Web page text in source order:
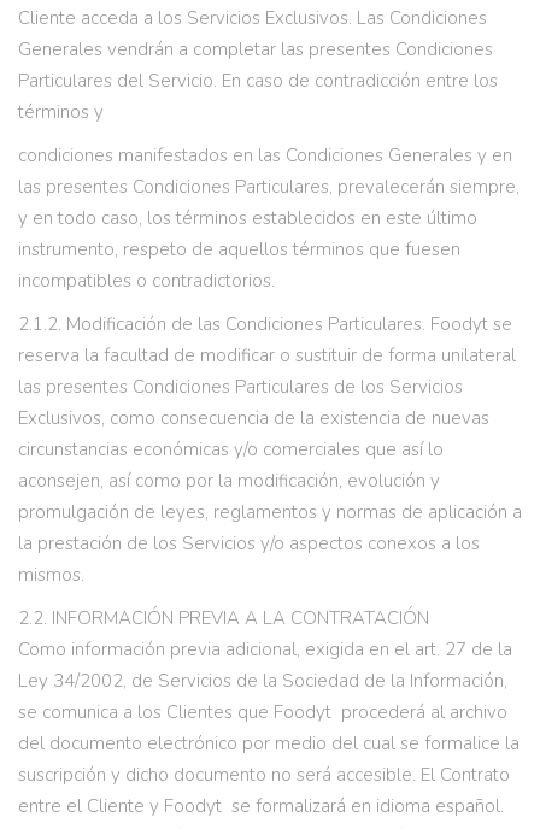
Cliente acceda a los Servicios Exclusivos. Las Condiciones
Generales vendrán a completar las presentes Condiciones
Particulares del Servicio. En caso de contradicción entre los
términos y
condiciones manifestados en las Condiciones Generales y en
las presentes Condiciones Particulares, prevalecerán siempre,
y en todo caso, los términos establecidos en este último
instrumento, respeto de aquellos términos que fuesen
incompatibles o contradictorios.
2.1.2. Modificación de las Condiciones Particulares. Foodyt se
reserva la facultad de modificar o sustituir de forma unilateral
las presentes Condiciones Particulares de los Servicios
Exclusivos, como consecuencia de la existencia de nuevas
circunstancias económicas y/o comerciales que así lo
aconsejen, así como por la modificación, evolución y
promulgación de leyes, reglamentos y normas de aplicación a
la prestación de los Servicios y/o aspectos conexos a los
mismos.
2.2. INFORMACIÓN PREVIA A LA CONTRATACIÓN
Como información previa adicional, exigida en el art. 27 de la
Ley 34/2002, de Servicios de la Sociedad de la Información,
se comunica a los Clientes que Foodyt procederá al archivo
del documento electrónico por medio del cual se formalice la
suscripción y dicho documento no será accesible. El Contrato
entre el Cliente y Foodyt se formalizará en idioma español.